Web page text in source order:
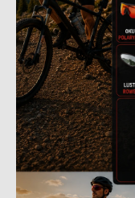
Wybierz coś
zaloguj się, aby